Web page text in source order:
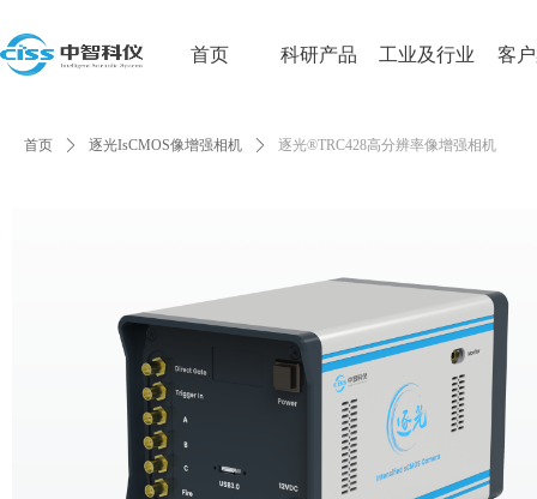
首页 科研产品 工业及行业 客
首页 ꄲ 逐光IsCMOS像增强相机 ꄲ 逐光®TRC428高分辨率像增强相机